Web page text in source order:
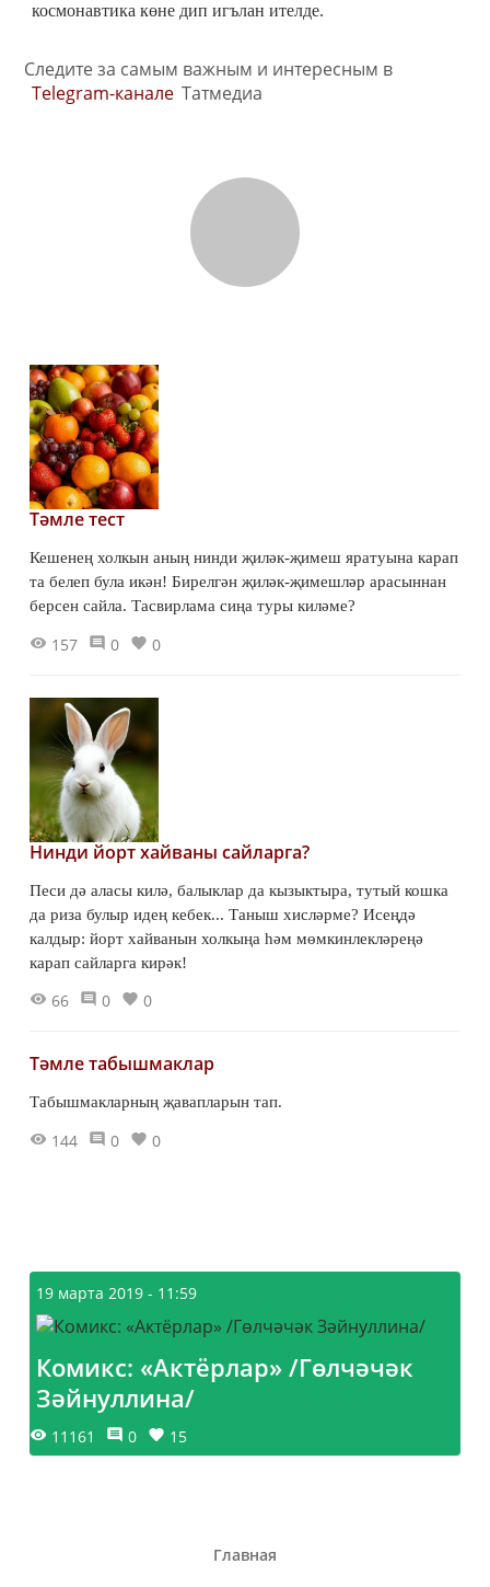
космонавтика көне дип игълан ителде.
Следите за самым важным и интересным в
Telegram-канале Татмедиа
Тәмле тест
Кешенең холкын аның нинди җиләк-җимеш яратуына карап
та белеп була икән! Бирелгән җиләк-җимешләр арасыннан
берсен сайла. Тасвирлама сиңа туры киләме?
157 0 0
Нинди йорт хайваны сайларга?
Песи дә аласы килә, балыклар да кызыктыра, тутый кошка
да риза булыр идең кебек... Таныш хисләрме? Исеңдә
калдыр: йорт хайванын холкыңа һәм мөмкинлекләреңә
карап сайларга кирәк!
66 0 0
Тәмле табышмаклар
Табышмакларның җавапларын тап.
144 0 0
19 марта 2019 - 11:59
Комикс: «Актёрлар» /Гөлчәчәк
Зәйнуллина/
11161 0 15
Главная